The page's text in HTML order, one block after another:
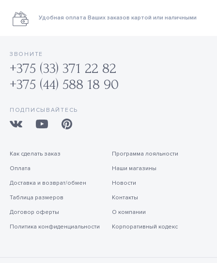
Удобная оплата Ваших заказов картой или наличными
ЗВОНИТЕ
+375 (33) 371 22 82
+375 (44) 588 18 90
ПОДПИСЫВАЙТЕСЬ
Как сделать заказ
Оплата
Доставка и возврат/обмен
Таблица размеров
Договор оферты
Политика конфиденциальности
Программа лояльности
Наши магазины
Новости
Контакты
О компании
Корпоративный кодекс